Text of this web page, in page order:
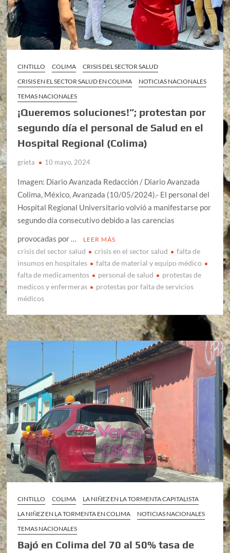
CINTILLO COLIMA
CRISIS DEL SECTOR SALUD
CRISIS EN EL SECTOR SALUD EN COLIMA
NOTICIAS NACIONALES
TEMAS NACIONALES
¡Queremos soluciones!”; protestan por
segundo día el personal de Salud en el
Hospital Regional (Colima)
grieta 10 mayo, 2024
Imagen: Diario Avanzada Redacción / Diario Avanzada
Colima, México, Avanzada (10/05/2024).- El personal del
Hospital Regional Universitario volvió a manifestarse por
segundo día consecutivo debido a las carencias
provocadas por …
LEER MÁS
crisis del sector salud crisis en el sector salud
falta de
insumos en hospitales
falta de material y equipo médico
falta de medicamentos
personal de salud
protestas de
medicos y enfermeras
protestas por falta de servicios
médicos
CINTILLO COLIMA
LA NIÑEZ EN LA TORMENTA CAPITALISTA
LA NIÑEZ EN LA TORMENTA EN COLIMA
NOTICIAS NACIONALES
TEMAS NACIONALES
Bajó en Colima del 70 al 50% tasa de